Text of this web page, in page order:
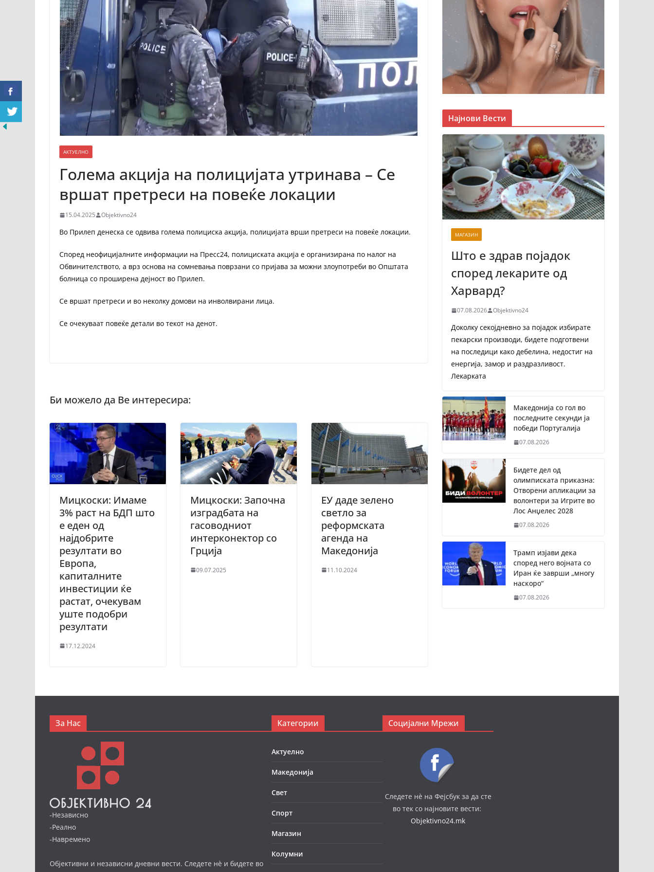
АКТУЕЛНО
Голема акција на полицијата утринава – Се
вршат претреси на повеќе локации
15.04.2025 Objektivno24
Во Прилеп денеска се одвива голема полициска акција, полицијата врши претреси на повеќе локации.
Според неофицијалните информации на Пресс24, полициската акција е организирана по налог на
Обвинителството, а врз основа на сомневања поврзани со пријава за можни злоупотреби во Општата
болница со проширена дејност во Прилеп.
Се вршат претреси и во неколку домови на инволвирани лица.
Се очекуваат повеќе детали во текот на денот.
Мицкоски: Имаме
3% раст на БДП што
е еден од
најдобрите
резултати во
Европа,
капиталните
инвестиции ќе
растат, очекувам
уште подобри
резултати
17.12.2024
Мицкоски: Започна
изградбата на
гасоводниот
интерконектор со
Грција
09.07.2025
ЕУ даде зелено
светло за
реформската
агенда на
Македонија
11.10.2024
Најнови Вести
МАГАЗИН
Што е здрав појадок
според лекарите од
Харвард?
07.08.2026 Objektivno24
Доколку секојдневно за појадок избирате
пекарски производи, бидете подготвени
на последици како дебелина, недостиг на
енергија, замор и раздразливост.
Лекарката
Македонија со гол во
последните секунди ја
победи Португалија
07.08.2026
Бидете дел од
олимписката приказна:
Отворени апликации за
волонтери за Игрите во
Лос Анџелес 2028
07.08.2026
Трамп изјави дека
според него војната со
Иран ќе заврши „многу
наскоро“
07.08.2026
За Нас
-Независно
-Реално
-Навремено
Објективни и независни дневни вести. Следете нè и бидете во
Категории
Актуелно
Македонија
Свет
Спорт
Магазин
Колумни
Социјални Мрежи
Следете нè на Фејсбук за да сте
во тек со најновите вести:
Objektivno24.mk